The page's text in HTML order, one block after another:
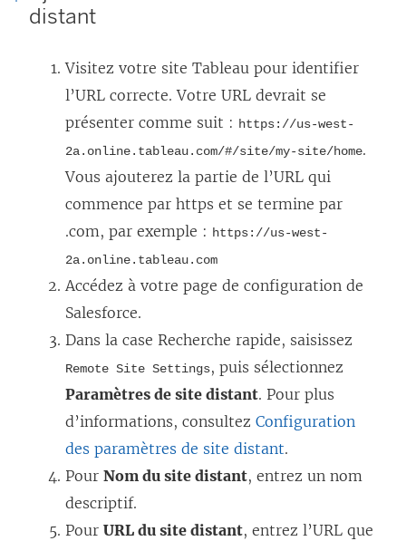
distant
Visitez votre site Tableau pour identifier
l’URL correcte. Votre URL devrait se
présenter comme suit : https://us-west-
2a.online.tableau.com/#/site/my-site/home.
Vous ajouterez la partie de l’URL qui
commence par https et se termine par
.com, par exemple : https://us-west-
2a.online.tableau.com
Accédez à votre page de configuration de
Salesforce.
Dans la case Recherche rapide, saisissez
Remote Site Settings, puis sélectionnez
Paramètres de site distant. Pour plus
d’informations, consultez Configuration
des paramètres de site distant.
Pour Nom du site distant, entrez un nom
descriptif.
Pour URL du site distant, entrez l’URL que